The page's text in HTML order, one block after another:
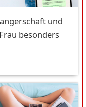
und
besonders